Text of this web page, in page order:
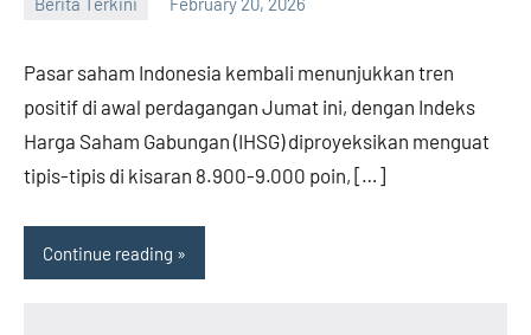
Pasar saham Indonesia kembali menunjukkan tren
positif di awal perdagangan Jumat ini, dengan Indeks
Harga Saham Gabungan (IHSG) diproyeksikan menguat
tipis-tipis di kisaran 8.900-9.000 poin, […]
Continue reading